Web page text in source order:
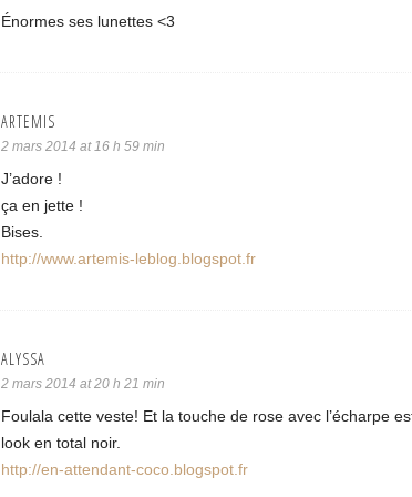
Énormes ses lunettes <3
ARTEMIS
2 mars 2014 at 16 h 59 min
J’adore !
ça en jette !
Bises.
http://www.artemis-leblog.blogspot.fr
ALYSSA
2 mars 2014 at 20 h 21 min
Foulala cette veste! Et la touche de rose avec l’écharpe
look en total noir.
http://en-attendant-coco.blogspot.fr